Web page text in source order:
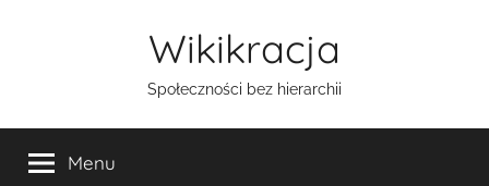
Wikikracja
Społeczności bez hierarchii
Menu